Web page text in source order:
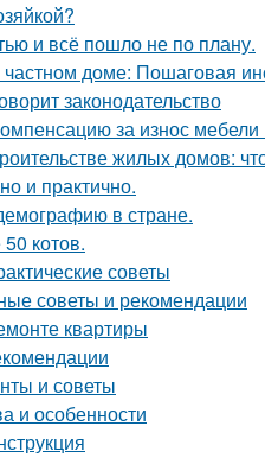
и всё пошло не по плану.
доме: Пошаговая
законодательство
за износ
жилых домов:
и практично.
в стране.
котов.
советы
советы и рекомендации
квартиры
и советы
и особенности